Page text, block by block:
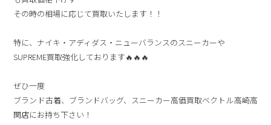
その時の相場に応じて買取いたします！！
特に、ナイキ・アディダス・ニューバランスのスニーカーや
SUPREME買取強化しております🔥🔥🔥
ぜひ一度
ブランド古着、ブランドバッグ、スニーカー高価買取ベクトル高崎高
関店にお持ち下さい！